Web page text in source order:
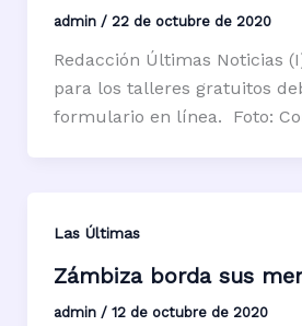
admin / 22 de octubre de 2020
Redacción Últimas Noticias
para los talleres gratuitos
formulario en línea. Foto:
Las Últimas
Zámbiza borda sus
admin / 12 de octubre de 2020